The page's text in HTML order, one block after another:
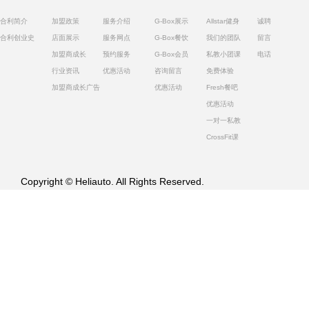
合利简介
合利创业史
加盟政策
店面展示
加盟商成长
行业资讯
加盟商成长广告
服务介绍
服务网点
预约服务
优惠活动
G-Box展示
G-Box餐饮
G-Box会员
咨询留言
优惠活动
Allstar健身
我们的团队
私教小团课
免费体验
Fresh餐吧
优惠活动
一对一私教
CrossFit课
诚聘
留言
电话
Copyright © Heliauto. All Rights Reserved.